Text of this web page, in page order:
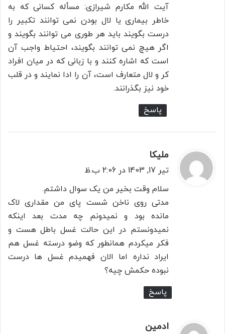
آیت الله مکارم شیرازی: مسأله کسانی که به
خاطر بیماری یا لال بودن نمی توانند تکبیر را
درست بگویند باید هر طوری می توانند بگویند و
اگر هیچ نمی توانند بگویند، احتیاط واجب آن
است که اشاره کنند و با زبانی که در میان افراد
کر و لال متعارف است، آن را ادا نمایند و در قلب
خود نیز بگذرانند.
پاسخ
ملیکا
ف
ت
:
تیر 17, 1403 در 2:06 ب.ظ
سلام وقت بخیر من یک سوال داشتم.
مدتی روی ناخن شست پای من مقداری لاک
مانده بود و نمیدونم چه مدت بعد اینکه
نمیدونستم در این حالت غسل باطل هست و
فکر میکردم همانطور که وضو درسته غسل هم
ایراد نداره اما الان فهمیدم غسل ها درست
نبوده حکمش چیه؟
پاسخ
ادمین